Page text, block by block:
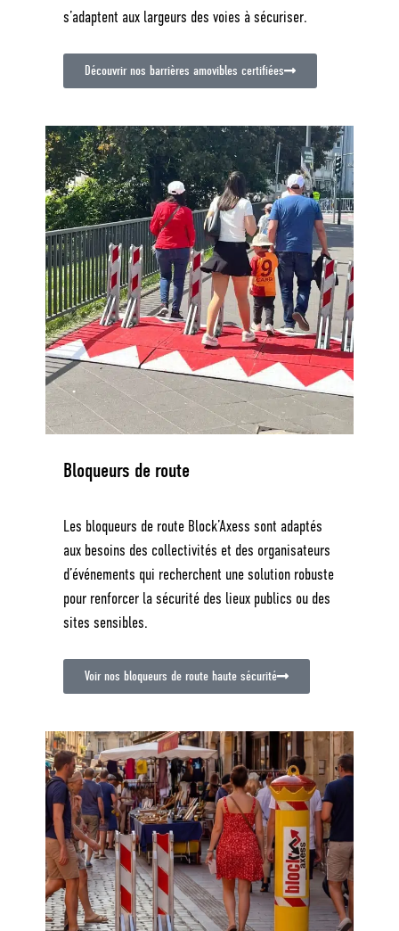
s’adaptent aux largeurs des voies à sécuriser.
Découvrir nos barrières amovibles certifiées
Bloqueurs de route
Les bloqueurs de route Block’Axess sont adaptés
aux besoins des collectivités et des organisateurs
d’événements qui recherchent une solution robuste
pour renforcer la sécurité des lieux publics ou des
sites sensibles.
Voir nos bloqueurs de route haute sécurité